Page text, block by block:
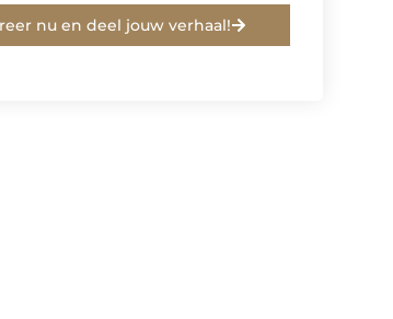
nu en deel jouw verhaal!